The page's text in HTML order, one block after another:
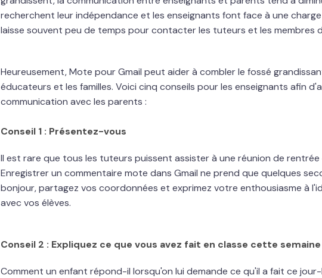
recherchent leur indépendance et les enseignants font face à une
laisse souvent peu de temps pour contacter les tuteurs et les membres
Heureusement, Mote pour Gmail peut aider à combler le fossé
éducateurs et les familles. Voici cinq conseils pour les enseignants afin
communication avec les parents :
Conseil 1 : Présentez-vous
Il est rare que tous les tuteurs puissent assister à une réunion de rentrée
Enregistrer un commentaire mote dans Gmail ne prend que quelques
bonjour, partagez vos coordonnées et exprimez votre enthousiasme à
avec vos élèves.
Conseil 2 : Expliquez ce que vous avez fait en classe cette semaine
Comment un enfant répond-il lorsqu'on lui demande ce qu'il a fait ce jour-